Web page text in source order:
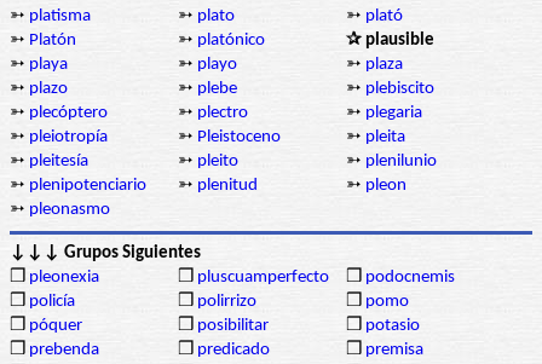
➳ platisma ➳ plato ➳ plató
➳ Platón ➳ platónico
✰ plausible
➳ playa ➳ playo ➳ plaza
➳ plazo ➳ plebe ➳ plebiscito
➳ plecóptero ➳ plectro ➳ plegaria
➳ pleiotropía ➳ Pleistoceno ➳ pleita
➳ pleitesía ➳ pleito ➳ plenilunio
➳ plenipotenciario ➳ plenitud ➳ pleon
➳ pleonasmo
↓↓↓ Grupos Siguientes
❒ pleonexia ❒ pluscuamperfecto ❒ podocnemis
❒ policía ❒ polirrizo ❒ pomo
❒ póquer ❒ posibilitar ❒ potasio
❒ prebenda ❒ predicado ❒ premisa